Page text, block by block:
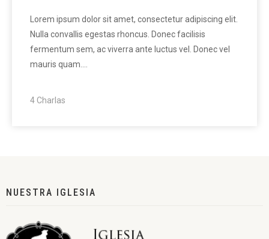
Lorem ipsum dolor sit amet, consectetur adipiscing elit.
Nulla convallis egestas rhoncus. Donec facilisis
fermentum sem, ac viverra ante luctus vel. Donec vel
mauris quam.…
4 Charlas
NUESTRA IGLESIA